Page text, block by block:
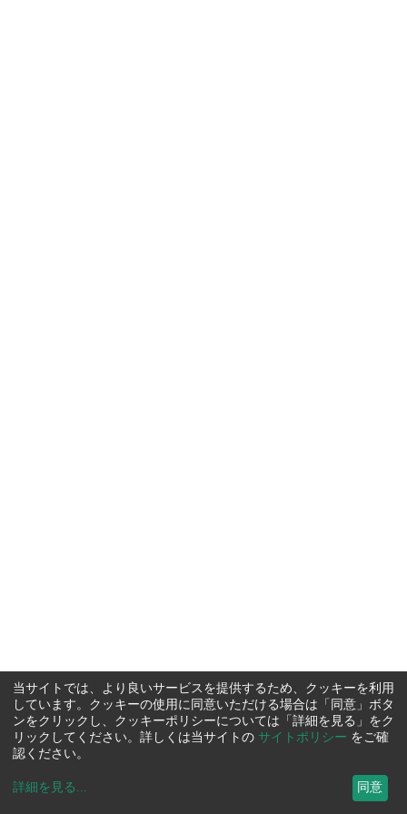
当サイトでは、より良いサービスを提供するため、クッキーを利用
しています。クッキーの使用に同意いただける場合は「同意」ボタ
ンをクリックし、クッキーポリシーについては「詳細を見る」をク
リックしてください。詳しくは当サイトの サイトポリシー をご確
認ください。
詳細を見る ... 同意